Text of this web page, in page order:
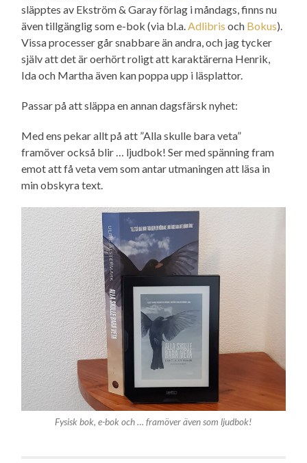
släpptes av Ekström & Garay förlag i måndags, finns nu
även tillgänglig som e-bok (via bl.a. Adlibris och Bokus).
Vissa processer går snabbare än andra, och jag tycker
själv att det är oerhört roligt att karaktärerna Henrik,
Ida och Martha även kan poppa upp i läsplattor.
Passar på att släppa en annan dagsfärsk nyhet:
Med ens pekar allt på att ”Alla skulle bara veta”
framöver också blir … ljudbok! Ser med spänning fram
emot att få veta vem som antar utmaningen att läsa in
min obskyra text.
Fysisk bok, e-bok och … framöver även som ljudbok!